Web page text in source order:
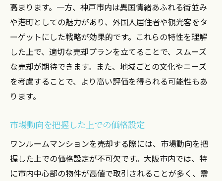
地域活性化プロジェクトと連携するメリッ
ト
新規開発情報を基にした売却計画
神戸市内の海沿いの魅力を活かすワンルーム売
却法
海沿いエリアの不動産価値を高める方法
観光地との距離が魅力になる理由
自然環境を活かしたプロモーション
神戸港周辺の開発計画との連携
海の眺望を活かした内覧の工夫
高まります。一方、神戸市内は異国情緒あふれる街並み
や港町としての魅力があり、外国人居住者や観光客をタ
ーゲットにした戦略が効果的です。これらの特性を理解
した上で、適切な売却プランを立てることで、スムーズ
な売却が期待できます。また、地域ごとの文化やニーズ
を考慮することで、より高い評価を得られる可能性もあ
ります。
市場動向を把握した上での価格設定
ワンルームマンションを売却する際には、市場動向を把
握した上での価格設定が不可欠です。大阪市内では、特
に市内中心部の物件が高値で取引されることが多く、需